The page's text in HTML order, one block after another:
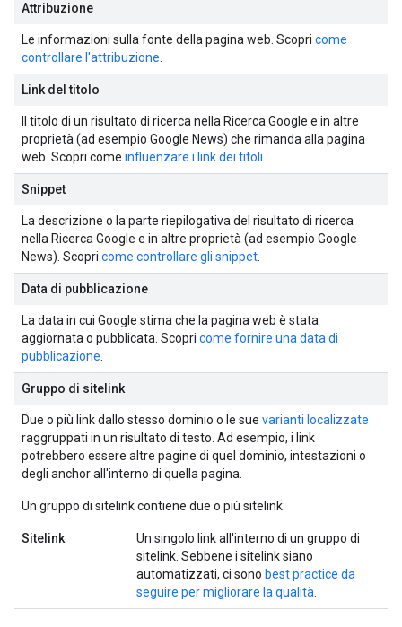
Attribuzione
Le informazioni sulla fonte della pagina web. Scopri come
controllare l'attribuzione.
Link del titolo
Il titolo di un risultato di ricerca nella Ricerca Google e in altre
proprietà (ad esempio Google News) che rimanda alla pagina
web. Scopri come influenzare i link dei titoli.
Snippet
La descrizione o la parte riepilogativa del risultato di ricerca
nella Ricerca Google e in altre proprietà (ad esempio Google
News). Scopri come controllare gli snippet.
Data di pubblicazione
La data in cui Google stima che la pagina web è stata
aggiornata o pubblicata. Scopri come fornire una data di
pubblicazione.
Gruppo di sitelink
Due o più link dallo stesso dominio o le sue varianti localizzate
raggruppati in un risultato di testo. Ad esempio, i link
potrebbero essere altre pagine di quel dominio, intestazioni o
degli anchor all'interno di quella pagina.
Un gruppo di sitelink contiene due o più sitelink:
Sitelink
Un singolo link all'interno di un gruppo di
sitelink. Sebbene i sitelink siano
automatizzati, ci sono best practice da
seguire per migliorare la qualità.